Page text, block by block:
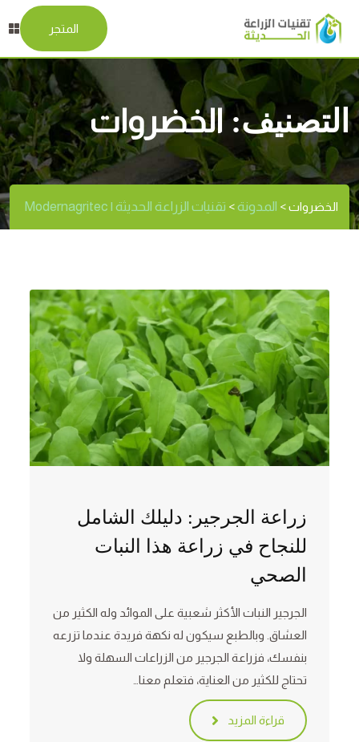
المتجر
التصنيف:الخضروات
الخضروات> المدونة> تقنيات الزراعة الحديثة | Modernagritec
زراعة الجرجير: دليلك الشامل
للنجاح في زراعة هذا النبات
الصحي
الجرجير النبات الأكثر شعبية على الموائد وله الكثير من
العشاق. وبالطبع سيكون له نكهة فريدة عندما تزرعه
بنفسك، فزراعة الجرجير من الزراعات السهلة ولا
تحتاج للكثير من العناية، فتعلم معنا…
قراءة المزيد